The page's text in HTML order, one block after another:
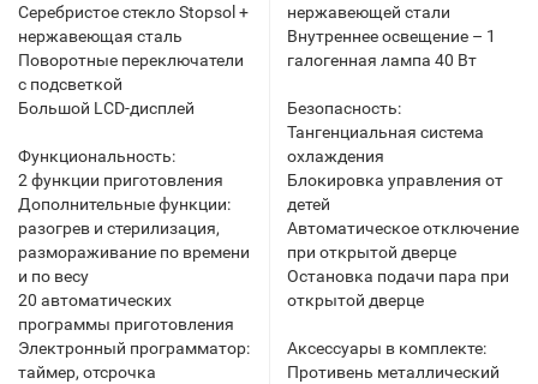
Серебристое стекло Stopsol +
нержавеющая сталь
Поворотные переключатели
с подсветкой
Большой LСD-дисплей
Функциональность:
2 функции приготовления
Дополнительные функции:
разогрев и стерилизация,
размораживание по времени
и по весу
20 автоматических
программы приготовления
Электронный программатор:
таймер, отсрочка
нержавеющей стали
Внутреннее освещение – 1
галогенная лампа 40 Вт
Безопасность:
Тангенциальная система
охлаждения
Блокировка управления от
детей
Автоматическое отключение
при открытой дверце
Остановка подачи пара при
открытой дверце
Аксессуары в комплекте:
Противень металлический